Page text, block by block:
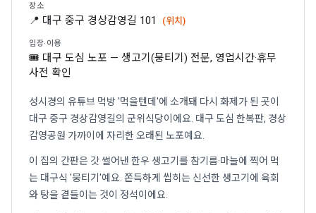
장소
📍 대구 중구 경상감영길 101 (위치)
입장·이용
🎟 대구 도심 노포 — 생고기(뭉티기) 전문, 영업시간·휴무
사전 확인
성시경의 유튜브 먹방 '먹을텐데'에 소개돼 다시 화제가 된 곳이
대구 중구 경상감영길의 군위식당이에요. 대구 도심 한복판, 경상
감영공원 가까이에 자리한 오래된 노포예요.
이 집의 간판은 갓 썰어낸 한우 생고기를 참기름·마늘에 찍어 먹
는 대구식 '뭉티기'예요. 쫀득하게 씹히는 신선한 생고기에 육회
와 탕을 곁들이는 것이 정석이에요.